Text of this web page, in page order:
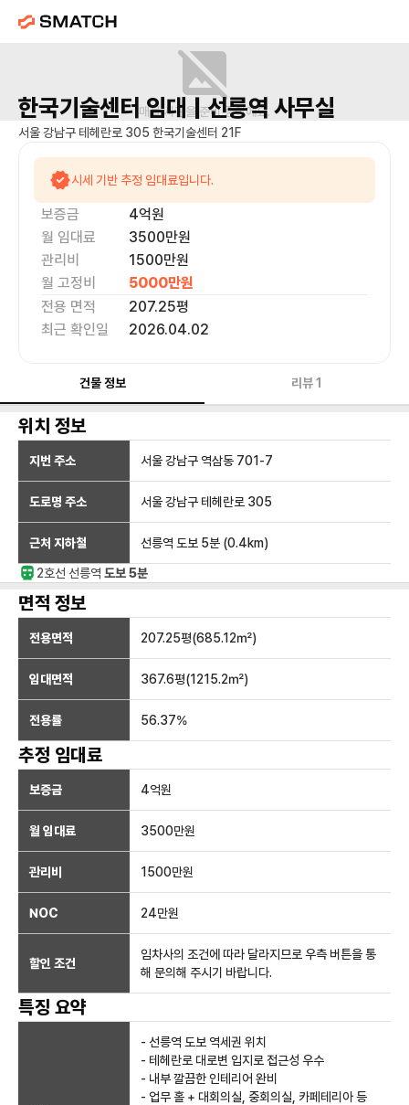
매물 사진을 준비 중이에요.
한국기술센터임대 | 선릉역사무실
서울 강남구 테헤란로 305 한국기술센터 21F
시세 기반 추정 임대료입니다.
보증금 4억원
월 임대료
3500만원
관리비
1500만원
월 고정비
5000만원
전용 면적
207.25평
최근 확인일
2026.04.02
건물 정보 리뷰1
위치 정보
지번 주소 서울 강남구 역삼동 701-7
도로명 주소 서울 강남구 테헤란로 305
근처 지하철 선릉역 도보 5분 (0.4km)
2호선 선릉역 도보 5분
면적 정보
전용면적 207.25평(685.12㎡)
임대면적 367.6평(1215.2㎡)
전용률 56.37%
추정 임대료
보증금 4억원
월 임대료 3500만원
관리비 1500만원
NOC 24만원
할인 조건
임차사의 조건에 따라 달라지므로 우측 버튼을 통
해 문의해 주시기 바랍니다.
특징 요약
- 선릉역 도보 역세권 위치
- 테헤란로 대로변 입지로 접근성 우수
- 내부 깔끔한 인테리어 완비
- 업무 홀 + 대회의실, 중회의실, 카페테리아 등